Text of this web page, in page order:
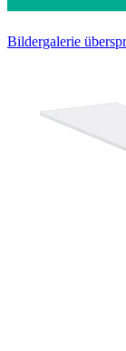
Bildergalerie